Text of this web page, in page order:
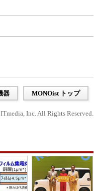
器 MONOist トップ
Inc. All Rights Reserved.